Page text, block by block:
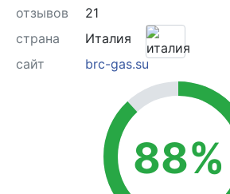
отзывов
21
страна
Италия
сайт
brc-gas.su
88%